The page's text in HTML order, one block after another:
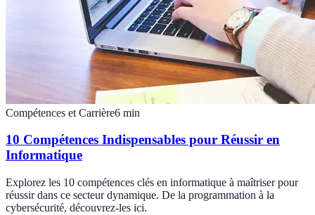
Compétences et Carrière6 min
10 Compétences Indispensables pour Réussir en
Informatique
Explorez les 10 compétences clés en informatique à maîtriser pour
réussir dans ce secteur dynamique. De la programmation à la
cybersécurité, découvrez-les ici.